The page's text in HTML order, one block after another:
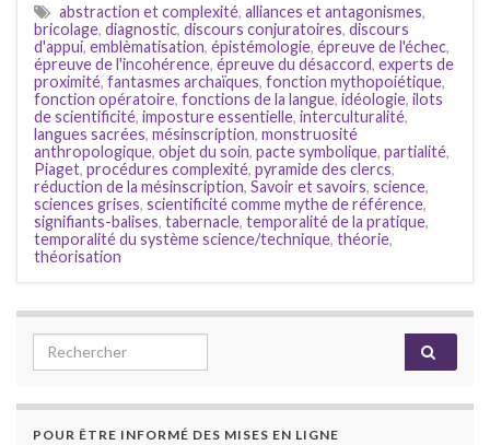
abstraction et complexité, alliances et antagonismes,
bricolage, diagnostic, discours conjuratoires, discours
d'appui, emblèmatisation, épistémologie, épreuve de l'échec,
épreuve de l'incohérence, épreuve du désaccord, experts de
proximité, fantasmes archaïques, fonction mythopoiétique,
fonction opératoire, fonctions de la langue, idéologie, ilots
de scientificité, imposture essentielle, interculturalité,
langues sacrées, mésinscription, monstruosité
anthropologique, objet du soin, pacte symbolique, partialité,
Piaget, procédures complexité, pyramide des clercs,
réduction de la mésinscription, Savoir et savoirs, science,
sciences grises, scientificité comme mythe de référence,
signifiants-balises, tabernacle, temporalité de la pratique,
temporalité du système science/technique, théorie,
théorisation
Search for:
POUR ÊTRE INFORMÉ DES MISES EN LIGNE